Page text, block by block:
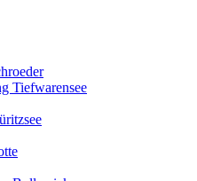
Tiefwarensee